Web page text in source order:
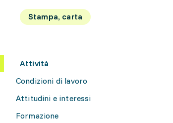
Stampa, carta
Attività
Condizioni di lavoro
Attitudini e interessi
Formazione